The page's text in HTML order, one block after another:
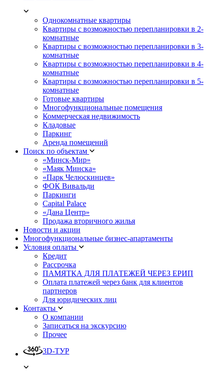
Однокомнатные квартиры
Квартиры с возможностью перепланировки в 2-
комнатные
Квартиры с возможностью перепланировки в 3-
комнатные
Квартиры с возможностью перепланировки в 4-
комнатные
Квартиры с возможностью перепланировки в 5-
комнатные
Готовые квартиры
Многофункциональные помещения
Коммерческая недвижимость
Кладовые
Паркинг
Аренда помещений
Поиск по объектам
«Минск-Мир»
«Маяк Минска»
«Парк Челюскинцев»
ФОК Вивальди
Паркинги
Capital Palace
«Дана Центр»
Продажа вторичного жилья
Новости и акции
Многофункциональные бизнес-апартаменты
Условия оплаты
Кредит
Рассрочка
ПАМЯТКА ДЛЯ ПЛАТЕЖЕЙ ЧЕРЕЗ ЕРИП
Оплата платежей через банк для клиентов
партнеров
Для юридических лиц
Контакты
О компании
Записаться на экскурсию
Прочее
3D-ТУР